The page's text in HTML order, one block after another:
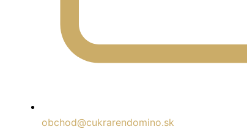
obchod@cukrarendomino.sk